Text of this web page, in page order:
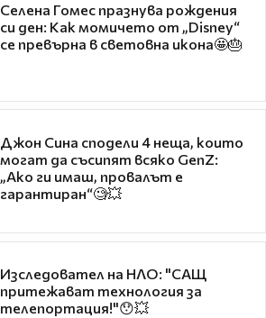
Селена Гомес празнува рождения
си ден: Как момичето от „Disney“
се превърна в световна икона🤩🎂
Джон Сина сподели 4 неща, които
могат да съсипят всяко GenZ:
„Ако ги имаш, провалът е
гарантиран“🧐💥
Изследовател на НЛО: "САЩ
притежават технология за
телепортация!"😯💥